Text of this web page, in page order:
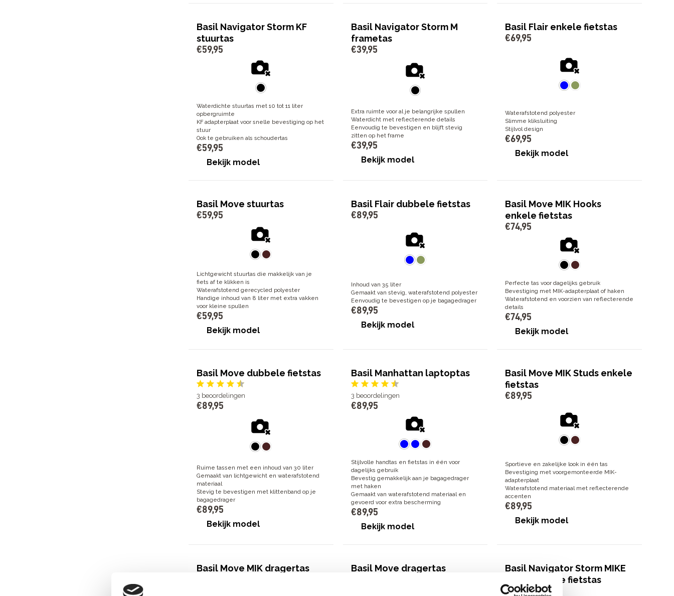
Basil Navigator Storm KF
stuurtas
€59,95
Waterdichte stuurtas met 10 tot 11 liter
opbergruimte
KF adapterplaat voor snelle bevestiging op het
stuur
Ook te gebruiken als schoudertas
€59,95
Bekijk model
Basil Navigator Storm M
frametas
€39,95
Extra ruimte voor al je belangrijke spullen
Waterdicht met reflecterende details
Eenvoudig te bevestigen en blijft stevig
zitten op het frame
€39,95
Bekijk model
Basil Flair enkele fietstas
€69,95
Waterafstotend polyester
Slimme kliksluiting
Stijlvol design
€69,95
Bekijk model
Basil Move stuurtas
€59,95
Lichtgewicht stuurtas die makkelijk van je
fiets af te klikken is
Waterafstotend gerecycled polyester
Handige inhoud van 8 liter met extra vakken
voor kleine spullen
€59,95
Bekijk model
Basil Flair dubbele fietstas
€89,95
Inhoud van 35 liter
Gemaakt van stevig, waterafstotend polyester
Eenvoudig te bevestigen op je bagagedrager
€89,95
Bekijk model
Basil Move MIK Hooks
enkele fietstas
€74,95
Perfecte tas voor dagelijks gebruik
Bevestiging met MIK-adapterplaat of haken
Waterafstotend en voorzien van reflecterende
details
€74,95
Bekijk model
Basil Move dubbele fietstas
3 beoordelingen
€89,95
Ruime tassen met een inhoud van 30 liter
Gemaakt van lichtgewicht en waterafstotend
materiaal
Stevig te bevestigen met klittenband op je
bagagedrager
€89,95
Bekijk model
Basil Manhattan laptoptas
3 beoordelingen
€89,95
Stijlvolle handtas en fietstas in één voor
dagelijks gebruik
Bevestig gemakkelijk aan je bagagedrager
met haken
Gemaakt van waterafstotend materiaal en
gevoerd voor extra bescherming
€89,95
Bekijk model
Basil Move MIK Studs enkele
fietstas
€89,95
Sportieve en zakelijke look in één tas
Bevestiging met voorgemonteerde MIK-
adapterplaat
Waterafstotend materiaal met reflecterende
accenten
€89,95
Bekijk model
Basil Move MIK dragertas Basil Move dragertas
Basil Navigator Storm MIKE
SIDE L enkele fietstas
€79,95